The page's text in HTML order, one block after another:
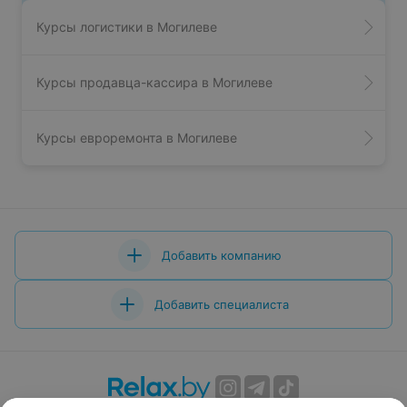
Курсы логистики в Могилеве
Курсы продавца-кассира в Могилеве
Курсы евроремонта в Могилеве
Добавить компанию
Добавить специалиста